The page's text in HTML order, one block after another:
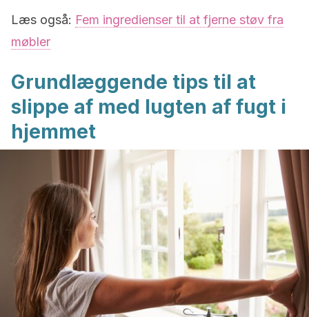
Læs også: Fem ingredienser til at fjerne støv fra
møbler
Grundlæggende tips til at
slippe af med lugten af fugt i
hjemmet